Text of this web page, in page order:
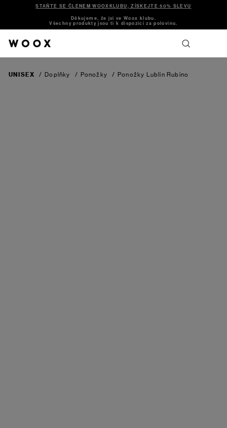
STAŇTE SE ČLENEM WOOXKLUBU, ZÍSKEJTE 50% SLEVU
Děkujeme, že jsi ve Woox klubu.
Všechny produkty jsou ti k dispozici za polovinu.
UNISEX / Doplňky / Ponožky / Ponožky Lublin Rubino